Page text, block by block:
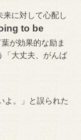
来に対して心配し
to be
が効果的な励ま
「大丈夫、がんば
よ。」と誤られた